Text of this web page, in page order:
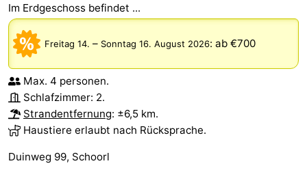
Im Erdgeschoss befindet ...
Freitag 14. – Sonntag 16. August 2026: ab €700
Max. 4 personen.
Schlafzimmer: 2.
Strandentfernung: ±6,5 km.
Haustiere erlaubt nach Rücksprache.
Duinweg 99, Schoorl